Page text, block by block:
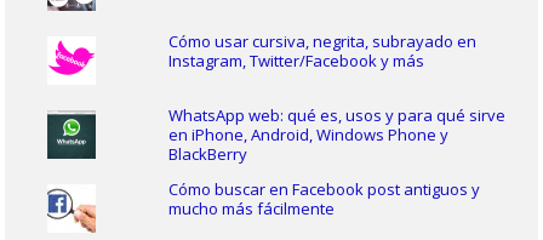
Cómo usar cursiva, negrita, subrayado en
Instagram, Twitter/Facebook y más
WhatsApp web: qué es, usos y para qué sirve
en iPhone, Android, Windows Phone y
BlackBerry
Cómo buscar en Facebook post antiguos y
mucho más fácilmente